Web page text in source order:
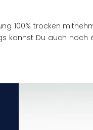
100% trocken
kannst Du auch